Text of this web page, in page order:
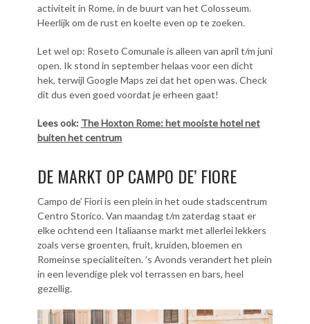
activiteit in Rome, in de buurt van het Colosseum.
Heerlijk om de rust en koelte even op te zoeken.
Let wel op: Roseto Comunale is alleen van april t/m juni
open. Ik stond in september helaas voor een dicht
hek, terwijl Google Maps zei dat het open was. Check
dit dus even goed voordat je erheen gaat!
Lees ook: The Hoxton Rome: het mooiste hotel net
buiten het centrum
DE MARKT OP CAMPO DE’ FIORE
Campo de’ Fiori is een plein in het oude stadscentrum
Centro Storico. Van maandag t/m zaterdag staat er
elke ochtend een Italiaanse markt met allerlei lekkers
zoals verse groenten, fruit, kruiden, bloemen en
Romeinse specialiteiten. ’s Avonds verandert het plein
in een levendige plek vol terrassen en bars, heel
gezellig.